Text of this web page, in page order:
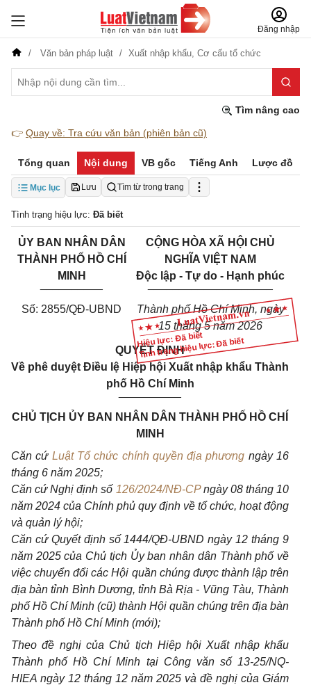
Đăng nhập
Văn bản pháp luật Xuất nhập khẩu, Cơ cấu tổ chức
Tìm nâng cao
👉 Quay về: Tra cứu văn bản (phiên bản cũ)
Tổng quan Nội dung VB gốc Tiếng Anh Lược đồ
Mục lục Lưu Tìm từ trong trang
Tình trạng hiệu lực: Đã biết
Hiệu lực: Đã biết
Tình trạng hiệu lực: Đã biết
ỦY BAN NHÂN DÂN
THÀNH PHỐ HỒ CHÍ
MINH
Số: 2855/QĐ-UBND
CỘNG HÒA XÃ HỘI CHỦ
NGHĨA VIỆT NAM
Độc lập - Tự do - Hạnh phúc
____________________
Thành phố Hồ Chí Minh, ngày
15 tháng 5 năm 2026
QUYẾT ĐỊNH
Về phê duyệt Điều lệ Hiệp hội Xuất nhập khẩu Thành
phố Hồ Chí Minh
CHỦ TỊCH ỦY BAN NHÂN DÂN THÀNH PHỐ HỒ CHÍ
MINH
Căn cứ Luật Tổ chức chính quyền địa phương ngày 16
tháng 6 năm 2025;
Căn cứ Nghị định số 126/2024/NĐ-CPngày 08 tháng 10
năm 2024 của Chính phủ quy định về tổ chức, hoạt động
và quản lý hội;
Căn cứ Quyết định số 1444/QĐ-UBND ngày 12 tháng 9
năm 2025 của Chủ tịch Ủy ban nhân dân Thành phố về
việc chuyển đổi các Hội quần chúng được thành lập trên
địa bàn tỉnh Bình Dương, tỉnh Bà Rịa - Vũng Tàu, Thành
phố Hồ Chí Minh (cũ) thành Hội quần chúng trên địa bàn
Thành phố Hồ Chí Minh (mới);
Theo đề nghị của Chủ tịch Hiệp hội Xuất nhập khẩu
Thành phố Hồ Chí Minh tại Công văn số 13-25/NQ-
HIEA ngày 12 tháng 12 năm 2025 và đề nghị của Giám